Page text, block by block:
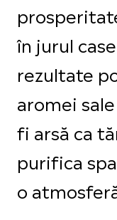
în jurul
rezultate
aromei
fi arsă ca
purifica
o